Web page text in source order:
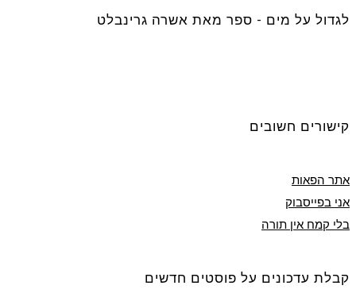
לגדול על מים - ספר מאת אשרה גרינבלט
קישורים חשובים
אתר הפאות
אני בפייסבוק
בלי קמח אין תורה
קבלת עדכונים על פוסטים חדשים